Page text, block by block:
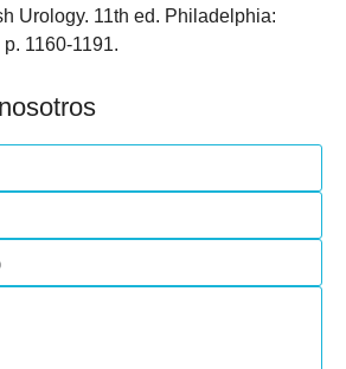
Urology. 11th ed. Philadelphia:
1160-1191.